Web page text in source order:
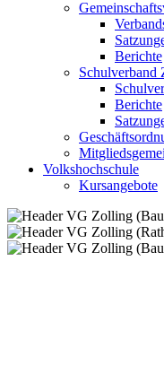
Berichte
Schulverband
Berichte
Volkshochschule
Kursangebote